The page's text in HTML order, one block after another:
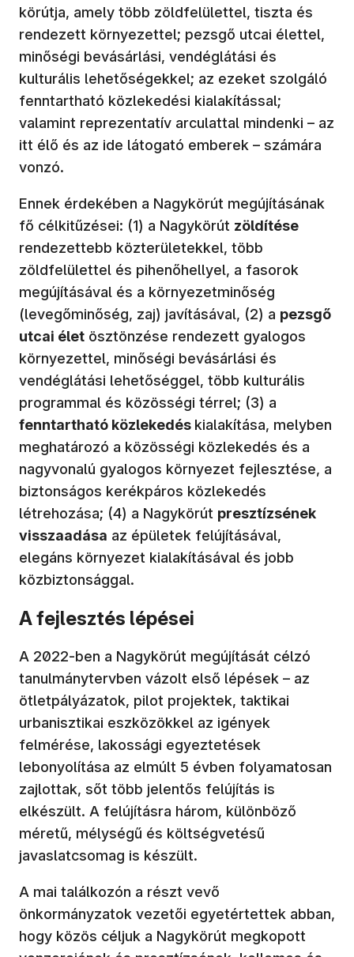
körútja, amely több zöldfelülettel, tiszta és
rendezett környezettel; pezsgő utcai élettel,
minőségi bevásárlási, vendéglátási és
kulturális lehetőségekkel; az ezeket szolgáló
fenntartható közlekedési kialakítással;
valamint reprezentatív arculattal mindenki – az
itt élő és az ide látogató emberek – számára
vonzó.
Ennek érdekében a Nagykörút megújításának
fő célkitűzései: (1) a Nagykörút zöldítése
rendezettebb közterületekkel, több
zöldfelülettel és pihenőhellyel, a fasorok
megújításával és a környezetminőség
(levegőminőség, zaj) javításával, (2) a pezsgő
utcai élet ösztönzése rendezett gyalogos
környezettel, minőségi bevásárlási és
vendéglátási lehetőséggel, több kulturális
programmal és közösségi térrel; (3) a
fenntartható közlekedés kialakítása, melyben
meghatározó a közösségi közlekedés és a
nagyvonalú gyalogos környezet fejlesztése, a
biztonságos kerékpáros közlekedés
létrehozása; (4) a Nagykörút presztízsének
visszaadása az épületek felújításával,
elegáns környezet kialakításával és jobb
közbiztonsággal.
A fejlesztés lépései
A 2022-ben a Nagykörút megújítását célzó
tanulmánytervben vázolt első lépések – az
ötletpályázatok, pilot projektek, taktikai
urbanisztikai eszközökkel az igények
felmérése, lakossági egyeztetések
lebonyolítása az elmúlt 5 évben folyamatosan
zajlottak, sőt több jelentős felújítás is
elkészült. A felújításra három, különböző
méretű, mélységű és költségvetésű
javaslatcsomag is készült.
A mai találkozón a részt vevő
önkormányzatok vezetői egyetértettek abban,
hogy közös céljuk a Nagykörút megkopott